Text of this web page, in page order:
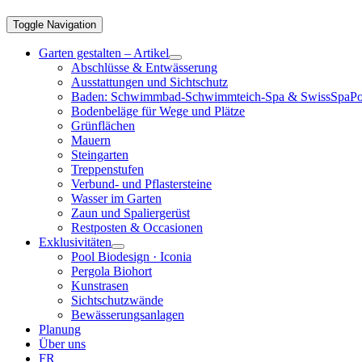
Toggle Navigation
Garten gestalten – Artikel
Abschlüsse & Entwässerung
Ausstattungen und Sichtschutz
Baden: Schwimmbad-Schwimmteich-Spa &
Bodenbeläge für Wege und Plätze
Grünflächen
Mauern
Steingarten
Treppenstufen
Verbund- und Pflastersteine
Wasser im Garten
Zaun und Spaliergerüst
Restposten & Occasionen
Exklusivitäten
Pool Biodesign · Iconia
Pergola Biohort
Kunstrasen
Sichtschutzwände
Bewässerungsanlagen
Planung
Über uns
FR